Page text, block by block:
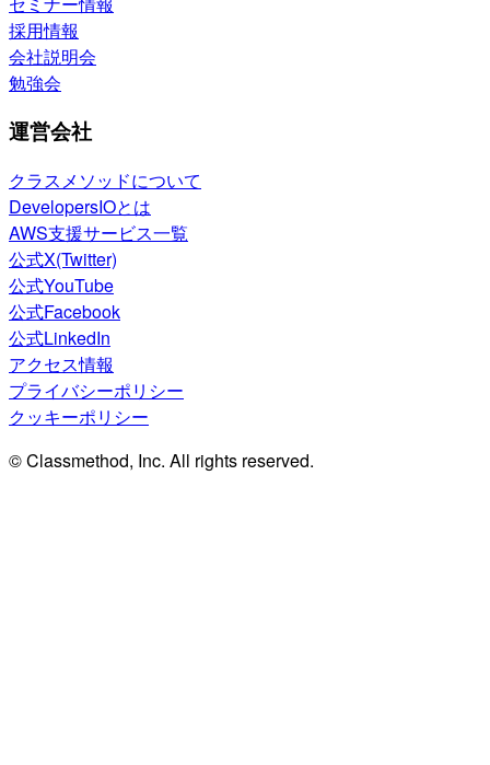
採用情報
会社説明会
勉強会
運営会社
クラスメソッドについて
DevelopersIOとは
AWS支援サービス一覧
公式X(Twitter)
公式YouTube
公式Facebook
公式LinkedIn
アクセス情報
プライバシーポリシー
クッキーポリシー
© Classmethod, Inc. All rights reserved.